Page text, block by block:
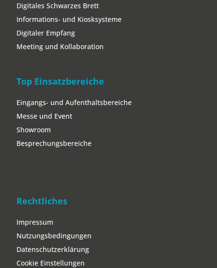
Digitales Schwarzes Brett
Informations- und Kiosksysteme
Digitaler Empfang
Meeting und Kollaboration
Top Einsatzbereiche
Eingangs- und Aufenthaltsbereiche
Messe und Event
Showroom
Besprechungsbereiche
Rechtliches
Impressum
Nutzungsbedingungen
Datenschutzerklärung
Cookie Einstellungen